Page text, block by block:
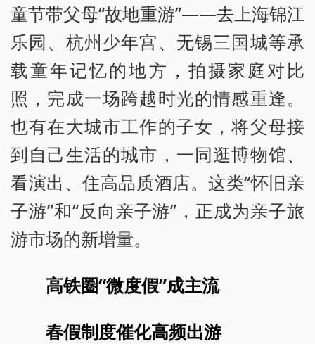
童节带父母“故地重游”——去上海锦江
乐园、杭州少年宫、无锡三国城等承
载童年记忆的地方，拍摄家庭对比
照，完成一场跨越时光的情感重逢。
也有在大城市工作的子女，将父母接
到自己生活的城市，一同逛博物馆、
看演出、住高品质酒店。这类“怀旧亲
子游”和“反向亲子游”，正成为亲子旅
游市场的新增量。
高铁圈“微度假”成主流
春假制度催化高频出游